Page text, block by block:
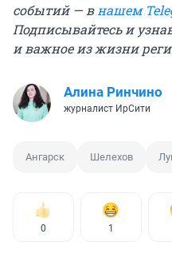
событий — в нашем
Подписывайтесь и
и важное из жизни
Алина Ринчино
журналист ИрСити
Ангарск Шелехов
0 1